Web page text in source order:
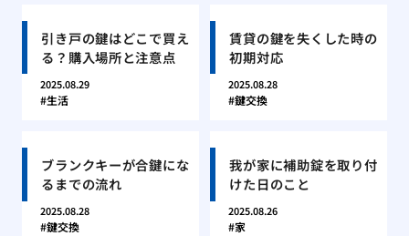
引き戸の鍵はどこで買え
る？購入場所と注意点
2025.08.29
生活
賃貸の鍵を失くした時の
初期対応
2025.08.28
鍵交換
ブランクキーが合鍵にな
るまでの流れ
2025.08.28
鍵交換
我が家に補助錠を取り付
けた日のこと
2025.08.26
家